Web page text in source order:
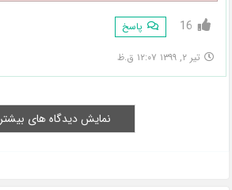
16 پاسخ
تیر ۲, ۱۳۹۹ ۱۲:۰۷ ق.ظ
نمایش دیدگاه های بیشتر